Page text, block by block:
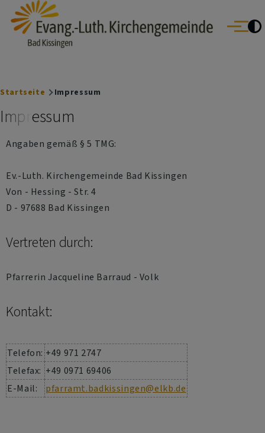
Direkt zum Inhalt
Evang.- Luth. Kirchengemeinde Bad Kissingen
Bad Bocklet | Bad Kissingen | Burkardroth | Euerdorf |
Oberthulba | Oerlenbach
Menü
Breadcrumb
Startseite Impressum
Impressum
Angaben gemäß § 5 TMG:
Ev.-Luth. Kirchengemeinde Bad Kissingen
Von - Hessing - Str. 4
D - 97688 Bad Kissingen
Vertreten durch:
Pfarrerin Jacqueline Barraud - Volk
Kontakt:
Telefon: +49 971 2747
Telefax: +49 0971 69406
E-Mail:
pfarramt.badkissingen@elkb.de